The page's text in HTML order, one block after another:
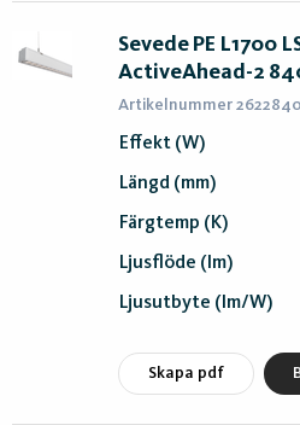
Sevede PE L1700
ActiveAhead-2
Artikelnummer
Effekt (W)
Längd (mm)
Färgtemp (K)
Ljusflöde (lm)
Ljusutbyte (lm/W)
Skapa pdf